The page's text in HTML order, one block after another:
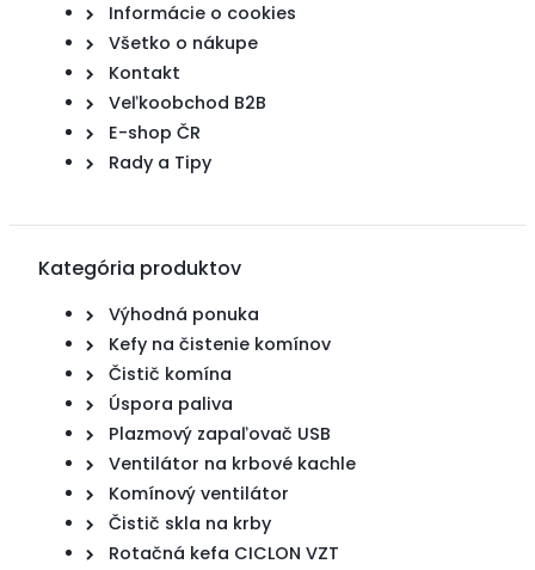
Informácie o cookies
Všetko o nákupe
Kontakt
Veľkoobchod B2B
E-shop ČR
Rady a Tipy
Kategória produktov
Výhodná ponuka
Kefy na čistenie komínov
Čistič komína
Úspora paliva
Plazmový zapaľovač USB
Ventilátor na krbové kachle
Komínový ventilátor
Čistič skla na krby
Rotačná kefa CICLON VZT